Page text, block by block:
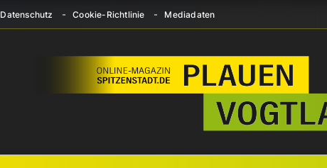
Datenschutz Cookie-Richtlinie Mediadaten